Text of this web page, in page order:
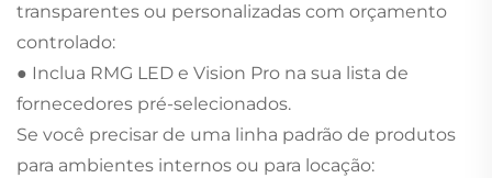
transparentes ou personalizadas com orçamento
controlado:
● Inclua RMG LED e Vision Pro na sua lista de
fornecedores pré-selecionados.
Se você precisar de uma linha padrão de produtos
para ambientes internos ou para locação: